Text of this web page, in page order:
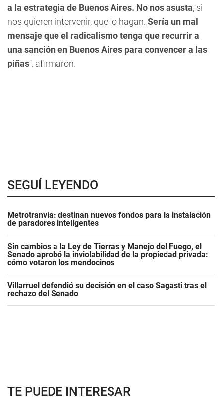
a la estrategia de Buenos Aires. No nos asusta, si
nos quieren intervenir, que lo hagan. Sería un mal
mensaje que el radicalismo tenga que recurrir a
una sanción en Buenos Aires para convencer a las
piñas", afirmaron.
SEGUÍ LEYENDO
Metrotranvía: destinan nuevos fondos para la instalación
de paradores inteligentes
Sin cambios a la Ley de Tierras y Manejo del Fuego, el
Senado aprobó la inviolabilidad de la propiedad privada:
cómo votaron los mendocinos
Villarruel defendió su decisión en el caso Sagasti tras el
rechazo del Senado
TE PUEDE INTERESAR